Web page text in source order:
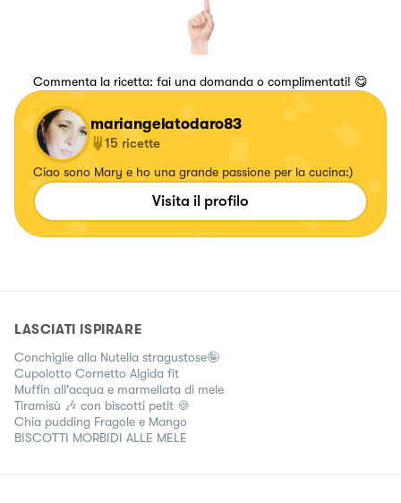
Commenta la ricetta: fai una domanda o complimentati! 😋
mariangelatodaro83
15 ricette
Ciao sono Mary e ho una grande passione per la cucina:)
Visita il profilo
LASCIATI ISPIRARE
Conchiglie alla Nutella stragustose🤪
Cupolotto Cornetto Algida fit
Muffin all'acqua e marmellata di mele
Tiramisù 🎶 con biscotti petit 🍪
Chia pudding Fragole e Mango
BISCOTTI MORBIDI ALLE MELE